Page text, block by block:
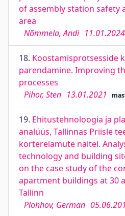
of assembly station safety
area
Nõmmela, Andi 11.01.2024
18. Koostamisprotsesside
parendamine. Improving
processes
Pihor, Sten 13.01.2021
19. Ehitustehnoloogia ja
analüüs, Tallinnas Priisle
korterelamute näitel.
technology and building
on the case study of the
apartment buildings at 30
Tallinn
Plohhov, German